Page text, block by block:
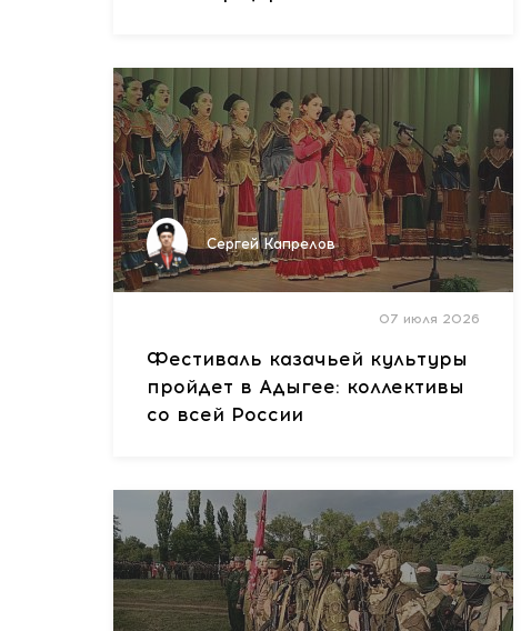
Сергей Капрелов
07 июля 2026
Фестиваль казачьей культуры
пройдет в Адыгее: коллективы
со всей России